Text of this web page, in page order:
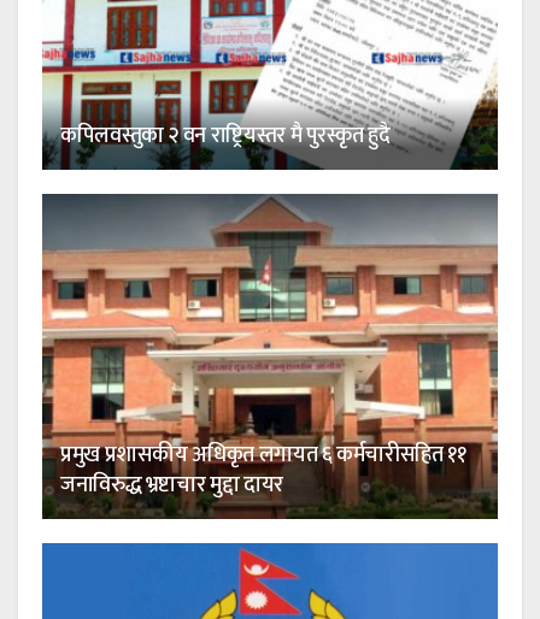
कपिलवस्तुका २ वन राष्ट्रियस्तर मै पुरस्कृत हुदै
प्रमुख प्रशासकीय अधिकृत लगायत ६ कर्मचारीसहित ११
जनाविरुद्ध भ्रष्टाचार मुद्दा दायर